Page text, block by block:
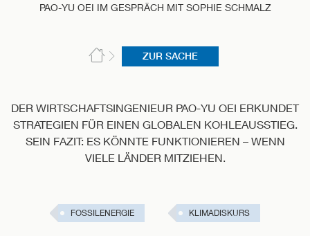
PAO-YU OEI IM GESPRÄCH MIT SOPHIE SCHMALZ
ZUR SACHE
DER WIRTSCHAFTSINGENIEUR PAO-YU OEI ERKUNDET
STRATEGIEN FÜR EINEN GLOBALEN KOHLEAUSSTIEG.
SEIN FAZIT: ES KÖNNTE FUNKTIONIEREN – WENN
VIELE LÄNDER MITZIEHEN.
FOSSILENERGIE KLIMADISKURS